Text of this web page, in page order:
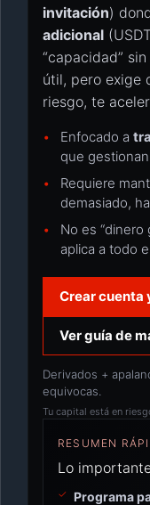
invitación)
adicional
“capacidad”
útil, pero exige
riesgo, te
Enfocado a
que
Requiere
demasiado,
No es “dinero
aplica a todo
Crear cuenta
Ver guía de
Derivados +
equivocas.
Tu capital está en
RESUMEN
Lo
Programa